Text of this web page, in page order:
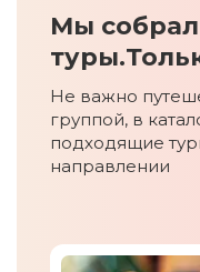
Мы
туры.
Не важно
группой, в
подходящие
направлении